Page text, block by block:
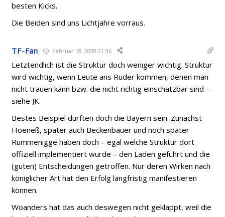
besten Kicks.
Die Beiden sind uns Lichtjahre vorraus.
TF-Fan Februar 18, 2020 21:36
Letztendlich ist die Struktur doch weniger wichtig. Struktur
wird wichtig, wenn Leute ans Ruder kommen, denen man
nicht trauen kann bzw. die nicht richtig einschätzbar sind –
siehe JK.
Bestes Beispiel dürften doch die Bayern sein. Zunächst
Hoeneß, später auch Beckenbauer und noch später
Rummenigge haben doch – egal welche Struktur dort
offiziell implementiert wurde – den Laden geführt und die
(guten) Entscheidungen getroffen. Nur deren Wirken nach
königlicher Art hat den Erfolg langfristig manifestieren
können.
Woanders hat das auch deswegen nicht geklappt, weil die